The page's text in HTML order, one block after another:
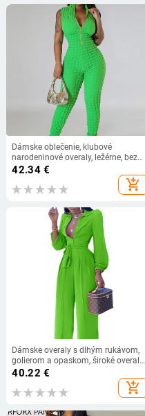
Dámske oblečenie, klubové
narodeninové overaly, ležérne, bez
rukávov, skinny Romper, elastické
nohavice, ceruzkové nohavice,
jogger, fitness overaly
42.34€
add_shopping_cart
Dámske overaly s dlhým rukávom,
golierom a opaskom, široké overaly,
elegantné jednofarebné, bežné,
košeľové, nadrozmerné, streetwear,
nové
40.22 €
add_shopping_cart